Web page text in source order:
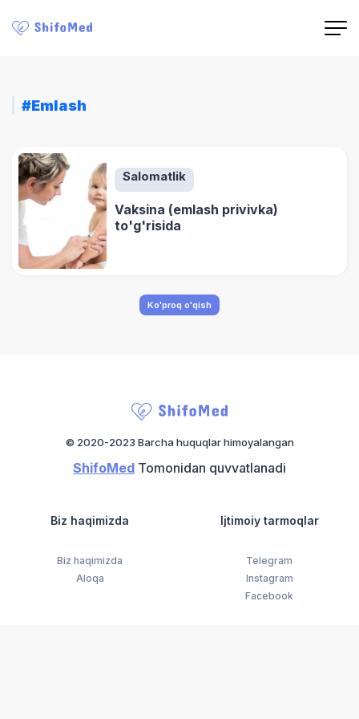
#Emlash
Salomatlik
Vaksina (emlash privivka)
to'g'risida
Ko'proq o'qish
© 2020-2023 Barcha huquqlar himoyalangan
ShifoMed Tomonidan quvvatlanadi
Biz haqimizda
Biz haqimizda
Aloqa
Ijtimoiy tarmoqlar
Telegram
Instagram
Facebook